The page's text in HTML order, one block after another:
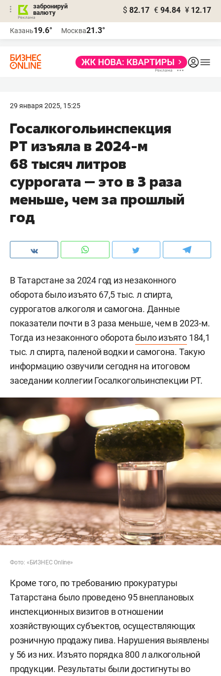
забронируй
валюту
$ 82.17 € 94.84 ¥ 12.17
Казань19.6° Москва21.3°
29 января 2025, 15:25
Госалкогольинспекция
РТ изъяла в 2024-м
68 тысяч литров
суррогата — это в 3 раза
меньше, чем за прошлый
год
В Татарстане за 2024 год из незаконного
оборота было изъято 67,5 тыс. л спирта,
суррогатов алкоголя и самогона. Данные
показатели почти в 3 раза меньше, чем в 2023-м.
Тогда из незаконного оборотабыло изъято 184,1
тыс. л спирта, паленой водки и самогона. Такую
информацию озвучили сегодня на итоговом
заседании коллегии Госалкогольинспекции РТ.
Фото: «БИЗНЕС Online»
Кроме того, по требованию прокуратуры
Татарстана было проведено 95 внеплановых
инспекционных визитов в отношении
хозяйствующих субъектов, осуществляющих
розничную продажу пива. Нарушения выявлены
у 56 из них. Изъято порядка 800 л алкогольной
продукции. Результаты были достигнуты во